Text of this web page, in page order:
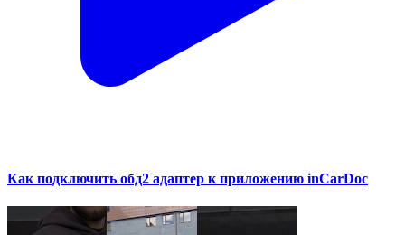
Как подключить обд2 адаптер к приложению inCarDoc